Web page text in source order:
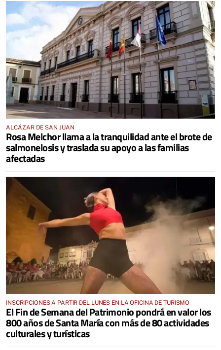
ALCÁZAR DE SAN JUAN
Rosa Melchor llama a la tranquilidad ante el brote de
salmonelosis y traslada su apoyo a las familias
afectadas
INSCRIPCIONES A PARTIR DEL LUNES EN LA OFICINA DE TURISMO
El Fin de Semana del Patrimonio pondrá en valor los
800 años de Santa María con más de 80 actividades
culturales y turísticas